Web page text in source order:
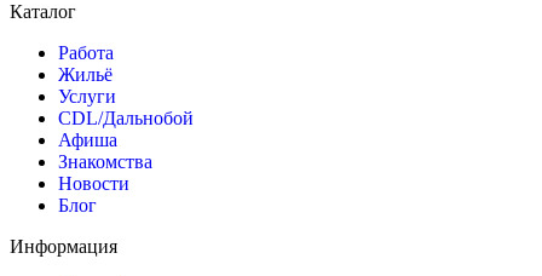
Каталог
Работа
Жильё
Услуги
CDL/Дальнобой
Афиша
Знакомства
Новости
Блог
Информация